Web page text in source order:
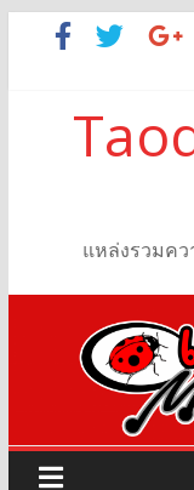
แหล่งรวมคว